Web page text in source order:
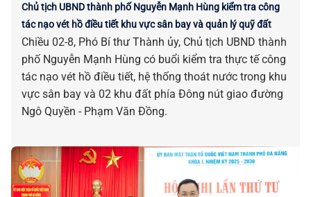
Chủ tịch UBND thành phố Nguyễn Mạnh Hùng kiểm tra công
tác nạo vét hồ điều tiết khu vực sân bay và quản lý quỹ đất
Chiều 02-8, Phó Bí thư Thành ủy, Chủ tịch UBND thành
phố Nguyễn Mạnh Hùng có buổi kiểm tra thực tế công
tác nạo vét hồ điều tiết, hệ thống thoát nước trong khu
vực sân bay và 02 khu đất phía Đông nút giao đường
Ngô Quyền - Phạm Văn Đồng.